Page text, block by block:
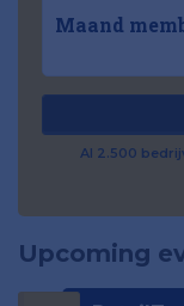
Maand
Al 2.500
Upcoming